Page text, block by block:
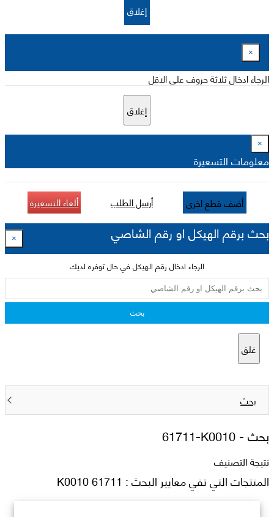
إغلاق
×
الرجاء ادخال ثلاثة حروف على الاقل
إغلاق
×
معلومات التسعيرة
أضف قطع اخرى أرسل الطلب ألغاء التسعيرة
بحث برقم الهيكل او رقم الشاصي ×
الرجاء ادخال رقم الهيكل في حال توفره لديك
بحث
غلق
بحث
بحث -61711-K0010
نتيجة التصنيف
المنتجات التي تفي معايير البحث : 61711 K0010